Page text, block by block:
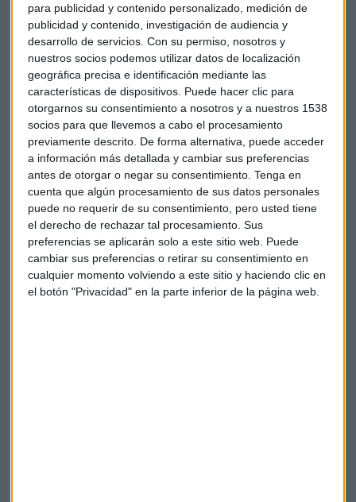
para publicidad y contenido personalizado, medición de
publicidad y contenido, investigación de audiencia y
desarrollo de servicios. Con su permiso, nosotros y
nuestros socios podemos utilizar datos de localización
geográfica precisa e identificación mediante las
características de dispositivos. Puede hacer clic para
otorgarnos su consentimiento a nosotros y a nuestros 1538
socios para que llevemos a cabo el procesamiento
previamente descrito. De forma alternativa, puede acceder
a información más detallada y cambiar sus preferencias
antes de otorgar o negar su consentimiento. Tenga en
cuenta que algún procesamiento de sus datos personales
puede no requerir de su consentimiento, pero usted tiene
el derecho de rechazar tal procesamiento. Sus
preferencias se aplicarán solo a este sitio web. Puede
cambiar sus preferencias o retirar su consentimiento en
cualquier momento volviendo a este sitio y haciendo clic en
el botón "Privacidad" en la parte inferior de la página web.
Para alfabetizar a la población de mayores, Azorin
considera que “es un trabajo de todos“ y apostilla “ y añade
“hay que construir una alianza de país que no deje a España
con un analfabetismo digital intolerable”.
Sobre cómo debería de realizarse la integración de
colectivos de baja capacitación digital, considera
fundamental "contar con la solidaridad digital de la
sociedad”.
Ángela G. Valdés nos contó sobre la Oficina de Seguridad del
Internauta (OSI) “que es el canal de INCIBE para reforzar la
confianza digital de los ciudadanos” y le preguntamos sobre
la Guía de Ciberseguridad y la campaña Experiencia Senior
del INCIBE concebidas para ayudar "a los mayores que se
vieron obligados a utilizar medios digitales”.